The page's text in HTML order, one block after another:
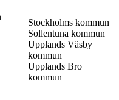
Stockholms kommun
Sollentuna kommun
Upplands Väsby
kommun
Upplands Bro
kommun